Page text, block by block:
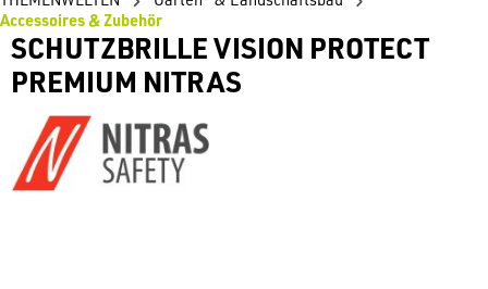
Accessoires & Zubehör
SCHUTZBRILLE VISION PROTECT
PREMIUM NITRAS